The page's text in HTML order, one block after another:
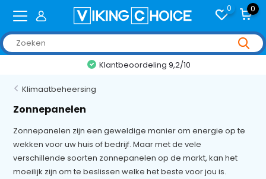
0 0
Klantbeoordeling 9,2/10
Klimaatbeheersing
Zonnepanelen
Zonnepanelen zijn een geweldige manier om energie op te
wekken voor uw huis of bedrijf. Maar met de vele
verschillende soorten zonnepanelen op de markt, kan het
moeilijk zijn om te beslissen welke het beste voor jou is.